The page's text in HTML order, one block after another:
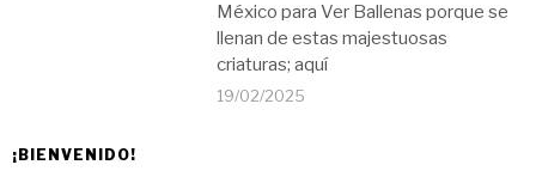
México para Ver Ballenas porque se
llenan de estas majestuosas
criaturas; aquí
19/02/2025
¡BIENVENIDO!